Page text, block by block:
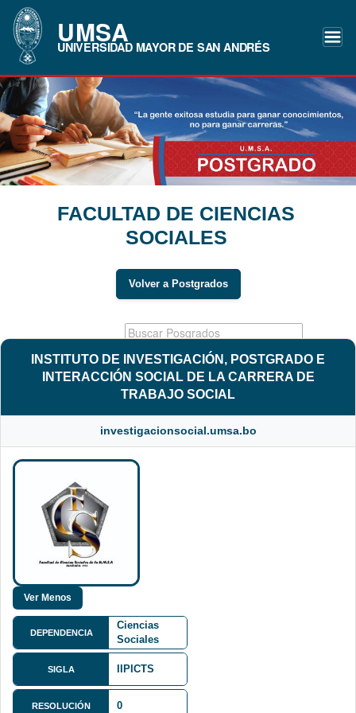
UMSA
UNIVERSIDAD MAYOR DE SAN ANDRÉS
FACULTAD DE CIENCIAS
SOCIALES
Volver a Postgrados
INSTITUTO DE INVESTIGACIÓN, POSTGRADO E
INTERACCIÓN SOCIAL DE LA CARRERA DE
TRABAJO SOCIAL
investigacionsocial.umsa.bo
DEPENDENCIA
Ciencias
Sociales
FCS
SIGLA IIPICTS
RESOLUCIÓN 0
Av. Villazón
Nº 1995,